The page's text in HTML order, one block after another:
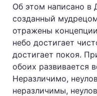
Об этом написано в
созданный
отражены
небо достигает
достигает покоя.
обоих развивается
Неразличимо,
неразличимы,